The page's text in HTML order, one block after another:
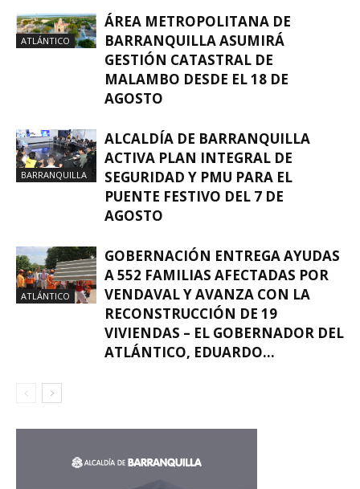
ATLÁNTICO
ÁREA METROPOLITANA DE
BARRANQUILLA ASUMIRÁ
GESTIÓN CATASTRAL DE
MALAMBO DESDE EL 18 DE
AGOSTO
BARRANQUILLA
ALCALDÍA DE BARRANQUILLA
ACTIVA PLAN INTEGRAL DE
SEGURIDAD Y PMU PARA EL
PUENTE FESTIVO DEL 7 DE
AGOSTO
ATLÁNTICO
GOBERNACIÓN ENTREGA AYUDAS
A 552 FAMILIAS AFECTADAS POR
VENDAVAL Y AVANZA CON LA
RECONSTRUCCIÓN DE 19
VIVIENDAS – EL GOBERNADOR DEL
ATLÁNTICO, EDUARDO...